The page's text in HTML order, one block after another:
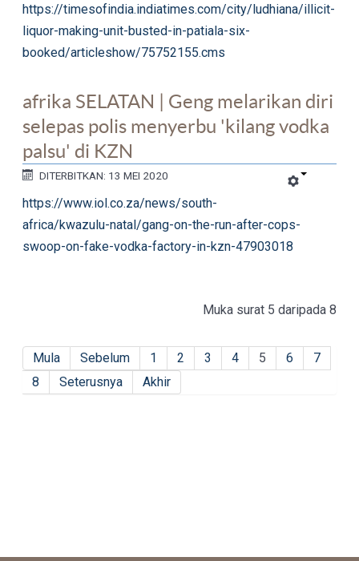
https://timesofindia.indiatimes.com/city/ludhiana/illicit-
liquor-making-unit-busted-in-patiala-six-
booked/articleshow/75752155.cms
afrika SELATAN | Geng melarikan diri
selepas polis menyerbu 'kilang vodka
palsu' di KZN
DITERBITKAN: 13 MEI 2020
https://www.iol.co.za/news/south-
africa/kwazulu-natal/gang-on-the-run-after-cops-
swoop-on-fake-vodka-factory-in-kzn-47903018
Muka surat 5 daripada 8
Mula Sebelum 1 2 3 4 5 6
7
8
Seterusnya Akhir